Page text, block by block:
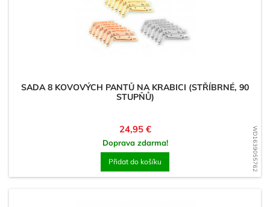
WD1639055762
SADA 8 KOVOVÝCH PANTŮ NA KRABICI (STŘÍBRNÉ, 90
STUPŇŮ)
Cena
24,95 €
Doprava zdarma!
Přidat do košíku